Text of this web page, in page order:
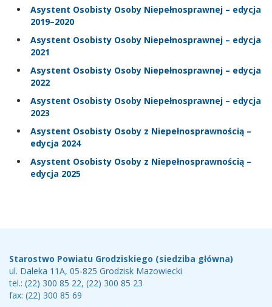
Asystent Osobisty Osoby Niepełnosprawnej – edycja
2019–2020
Asystent Osobisty Osoby Niepełnosprawnej – edycja
2021
Asystent Osobisty Osoby Niepełnosprawnej – edycja
2022
Asystent Osobisty Osoby Niepełnosprawnej – edycja
2023
Asystent Osobisty Osoby z Niepełnosprawnością –
edycja 2024
Asystent Osobisty Osoby z Niepełnosprawnością –
edycja 2025
Teleadresy
Starostwo Powiatu Grodziskiego (siedziba główna)
ul. Daleka 11A, 05-825 Grodzisk Mazowiecki
tel.: (22) 300 85 22, (22) 300 85 23
fax: (22) 300 85 69